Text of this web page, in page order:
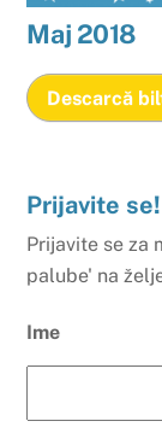
Maj 2018
Descarcă
Prijavite se!
Prijavite se za
palube' na
Ime